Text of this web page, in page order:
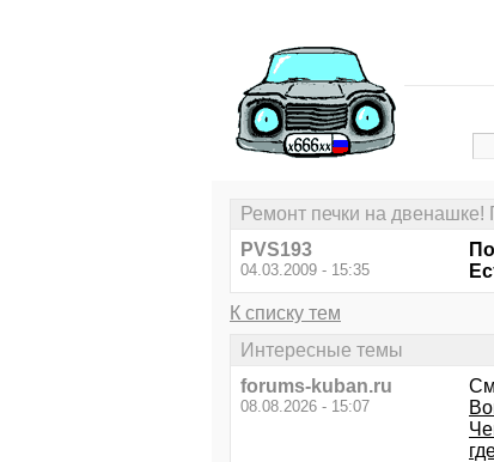
Ремонт печки на двенашке!
PVS193
04.03.2009 - 15:35
К списку тем
Интересные темы
forums-kuban.ru
08.08.2026 - 15:07